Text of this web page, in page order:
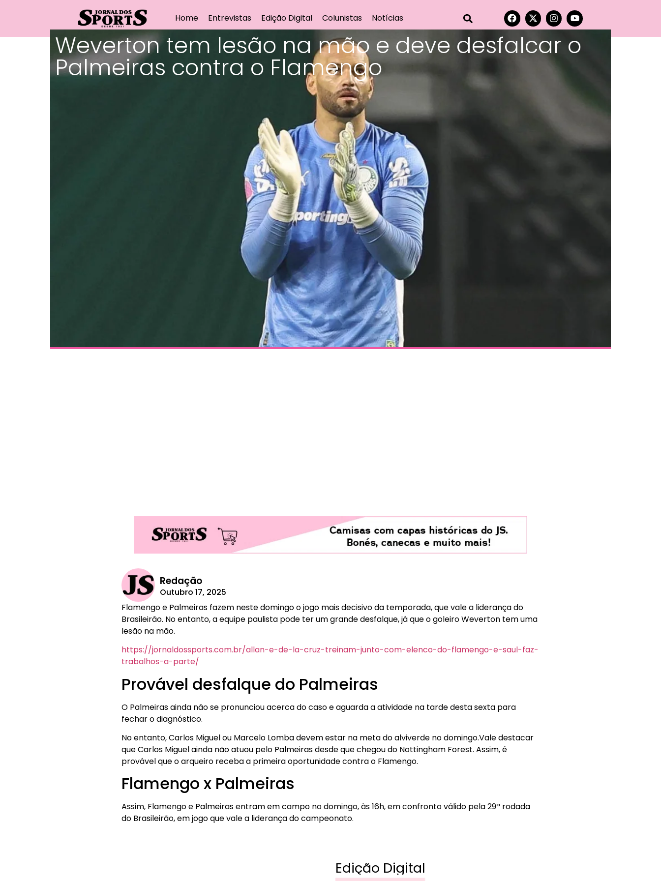
Home Entrevistas Edição Digital Colunistas Notícias
Weverton tem lesão na mão e deve desfalcar o
Palmeiras contra o Flamengo
Redação
Outubro 17, 2025
Flamengo e Palmeiras fazem neste domingo o jogo mais decisivo da temporada, que vale a liderança do
Brasileirão. No entanto, a equipe paulista pode ter um grande desfalque, já que o goleiro Weverton tem uma
lesão na mão.
https://jornaldossports.com.br/allan-e-de-la-cruz-treinam-junto-com-elenco-do-flamengo-e-saul-faz-
trabalhos-a-parte/
Provável desfalque do Palmeiras
O Palmeiras ainda não se pronunciou acerca do caso e aguarda a atividade na tarde desta sexta para
fechar o diagnóstico.
No entanto, Carlos Miguel ou Marcelo Lomba devem estar na meta do alviverde no domingo.Vale destacar
que Carlos Miguel ainda não atuou pelo Palmeiras desde que chegou do Nottingham Forest. Assim, é
provável que o arqueiro receba a primeira oportunidade contra o Flamengo.
Flamengo x Palmeiras
Assim, Flamengo e Palmeiras entram em campo no domingo, às 16h, em confronto válido pela 29ª rodada
do Brasileirão, em jogo que vale a liderança do campeonato.
Edição Digital